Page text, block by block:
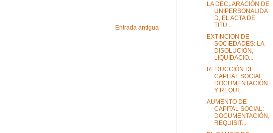
Entrada antigua
LA DECLARACIÓN DE
UNIPERSONALIDA
D, EL ACTA DE
TITU...
EXTINCION DE
SOCIEDADES: LA
DISOLUCIÓN,
LIQUIDACIO...
REDUCCIÓN DE
CAPITAL SOCIAL:
DOCUMENTACIÓN
Y REQUI...
AUMENTO DE
CAPITAL SOCIAL:
DOCUMENTACIÓN,
REQUISIT...